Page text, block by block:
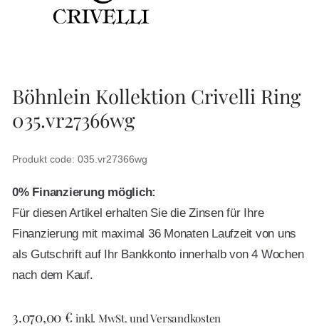
Böhnlein Kollektion Crivelli Ring
035.vr27366wg
Produkt code: 035.vr27366wg
0% Finanzierung möglich:
Für diesen Artikel erhalten Sie die Zinsen für Ihre
Finanzierung mit maximal 36 Monaten Laufzeit von uns
als Gutschrift auf Ihr Bankkonto innerhalb von 4 Wochen
nach dem Kauf.
3.070,00€ inkl. MwSt. und Versandkosten